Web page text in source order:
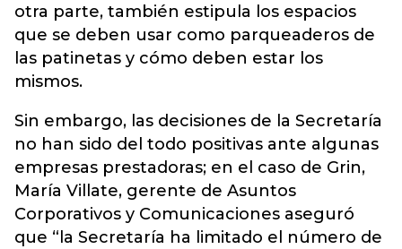
otra parte, también estipula los espacios
que se deben usar como parqueaderos de
las patinetas y cómo deben estar los
mismos.
Sin embargo, las decisiones de la Secretaría
no han sido del todo positivas ante algunas
empresas prestadoras; en el caso de Grin,
María Villate, gerente de Asuntos
Corporativos y Comunicaciones aseguró
que “la Secretaría ha limitado el número de